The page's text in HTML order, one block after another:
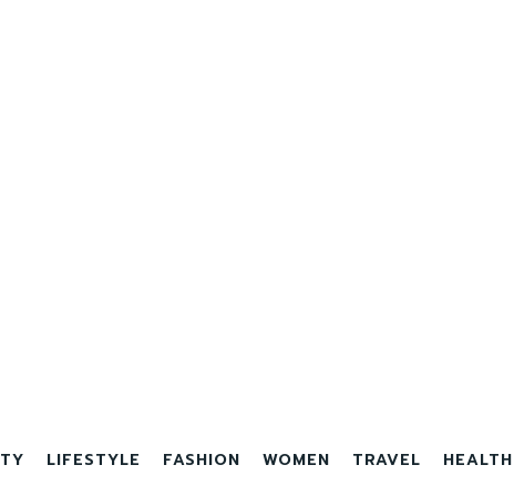
LIFESTYLE FASHION WOMEN TRAVEL HEALTH